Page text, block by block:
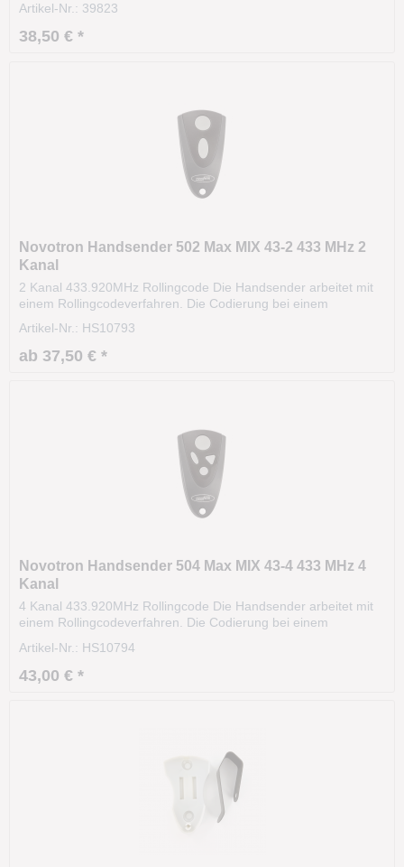
bestimmten Regel (Algorithmus). Die Sendereichweite beträgt
ca. 35m und kann sogar aus dem KFZ heraus...
Artikel-Nr.: 39823
38,50 € *
Novotron Handsender 502 Max MIX 43-2 433 MHz 2
Kanal
2 Kanal 433.920MHz Rollingcode Die Handsender arbeitet mit
einem Rollingcodeverfahren. Die Codierung bei einem
einer bestimmten Regel (Algorithmus). Die Reichweite beträgt
ca. 35m und kann sogar aus dem Fahrzeug...
Artikel-Nr.: HS10793
ab 37,50 € *
Novotron Handsender 504 Max MIX 43-4 433 MHz 4
Kanal
4 Kanal 433.920MHz Rollingcode Die Handsender arbeitet mit
einem Rollingcodeverfahren. Die Codierung bei einem
einer bestimmten Regel (Algorithmus). Die Reichweite beträgt
ca. 35m und kann sogar aus dem Fahrzeug...
Artikel-Nr.: HS10794
43,00 € *